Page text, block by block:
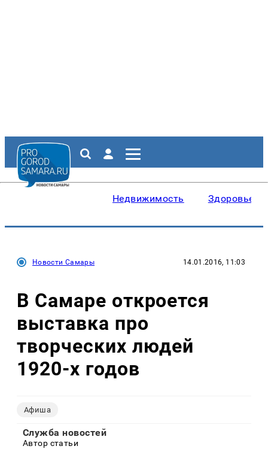
Недвижимость Здоровье
Новости Самары 14.01.2016, 11:03
В Самаре откроется
выставка про
творческих людей
1920-х годов
Афиша
Служба новостей
Автор статьи